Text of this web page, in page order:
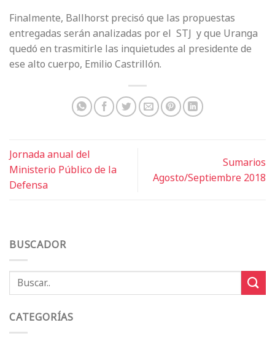
BUSCADOR
CATEGORÍAS
Finalmente, Ballhorst precisó que las propuestas
entregadas serán analizadas por el STJ y que Uranga
quedó en trasmitirle las inquietudes al presidente de
ese alto cuerpo, Emilio Castrillón.
Jornada anual del
Ministerio Público de la
Defensa
Sumarios
Agosto/Septiembre 2018